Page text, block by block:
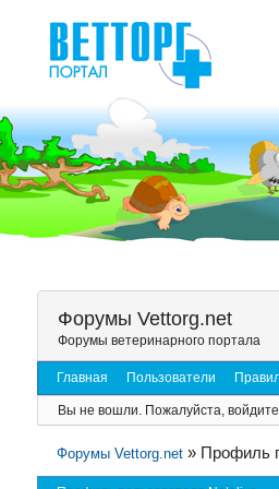
Форумы Vettorg.net
Форумы ветеринарного портала
Главная Пользователи
Вы не вошли. Пожалуйста,
Форумы Vettorg.net » Профиль